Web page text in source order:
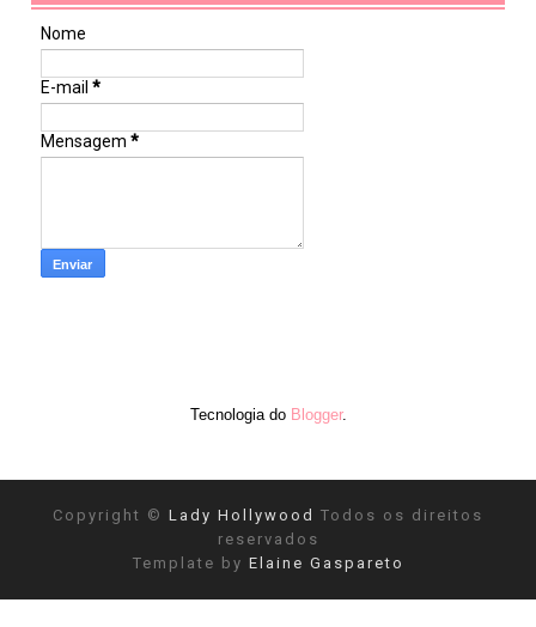
Nome
E-mail *
Mensagem *
Tecnologia do Blogger.
Copyright © Lady Hollywood Todos os direitos
reservados
Template by Elaine Gaspareto